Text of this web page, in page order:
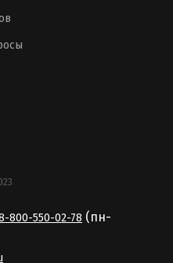
800-550-02-78 (пн-